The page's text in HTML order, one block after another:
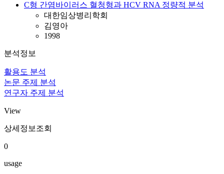
C형 간염바이러스 혈청형과 HCV RNA 정량적 분석
대한임상병리학회
김영아
1998
분석정보
활용도 분석
논문 주제 분석
연구자 주제 분석
View
상세정보조회
0
usage